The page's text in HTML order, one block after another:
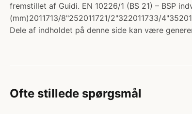
fremstillet af Guidi. EN 10226/1 (BS 21) – BSP
(mm)2011713/8"252011721/2"322011733/
Dele af indholdet på denne side kan være
Ofte stillede spørgsmål